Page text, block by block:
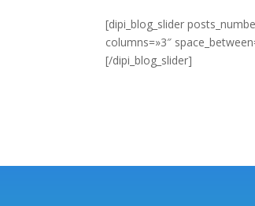
[dipi_blog_slider
columns=»3″
[/dipi_blog_slider]